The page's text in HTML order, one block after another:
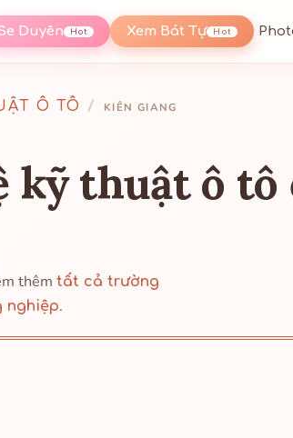
Duyên Hot Xem Bát Tự Hot
Ô TÔ / KIÊN GIANG
kỹ thuật ô tô
thêm tất cả trường
nghiệp.